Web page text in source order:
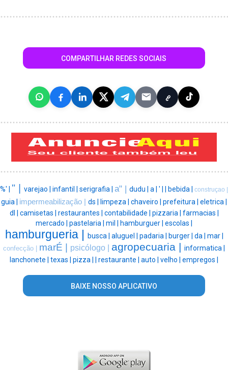
COMPARTILHAR REDES SOCIAIS
%' | " | varejao | infantil | serigrafia | a" | dudu | a | ' | | bebida | construçao |
guia | impermeabilização | ds | limpeza | chaveiro | prefeitura | eletrica |
dl | camisetas | restaurantes | contabilidade | pizzaria | farmacias |
mercado | pastelaria | mil | hamburguer | escolas |
hamburgueria | busca | aluguel | padaria | burger | da | mar |
confecção | marÉ | psicólogo | agropecuaria | informatica |
lanchonete | texas | pizza | | restaurante | auto | velho | empregos |
BAIXE NOSSO APLICATIVO